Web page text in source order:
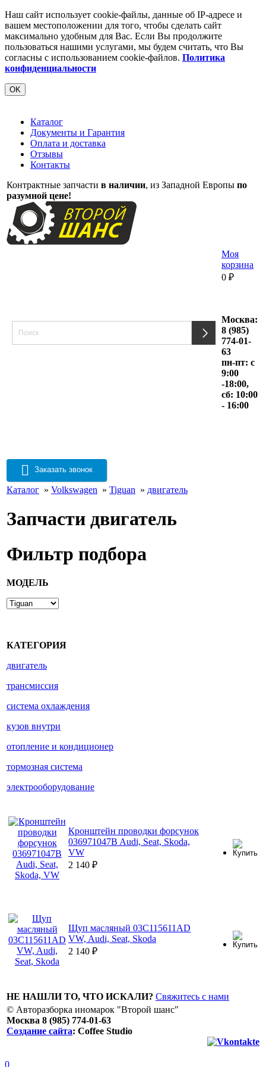
Наш сайт использует cookie-файлы, данные об IP-адресе и
вашем местоположении для того, чтобы сделать сайт
максимально удобным для Вас. Если Вы продолжите
пользоваться нашими услугами, мы будем считать, что Вы
согласны с использованием cookie-файлов. Политика
конфиденциальности
OK
Каталог
Документы и Гарантия
Оплата и доставка
Отзывы
Контакты
Контрактные запчасти в наличии, из Западной Европы по
разумной цене!
Моя
корзина
0 ₽
Москва:
8 (985)
774-01-
63
пн-пт: с
9:00
-18:00,
сб: 10:00
- 16:00
Заказать звонок
Каталог » Volkswagen » Tiguan » двигатель
Запчасти двигатель
Фильтр подбора
МОДЕЛЬ
КАТЕГОРИЯ
двигатель
трансмиссия
система охлаждения
кузов внутри
отопление и кондиционер
тормозная система
электрооборудование
Кронштейн проводки форсунок
036971047B Audi, Seat, Skoda,
VW
2 140 ₽
Щуп масляный 03C115611AD
VW, Audi, Seat, Skoda
2 140 ₽
НЕ НАШЛИ ТО, ЧТО ИСКАЛИ? Свяжитесь с нами
© Авторазборка иномарок "Второй шанс"
Москва 8 (985) 774-01-63
Создание сайта: Coffee Studio
0